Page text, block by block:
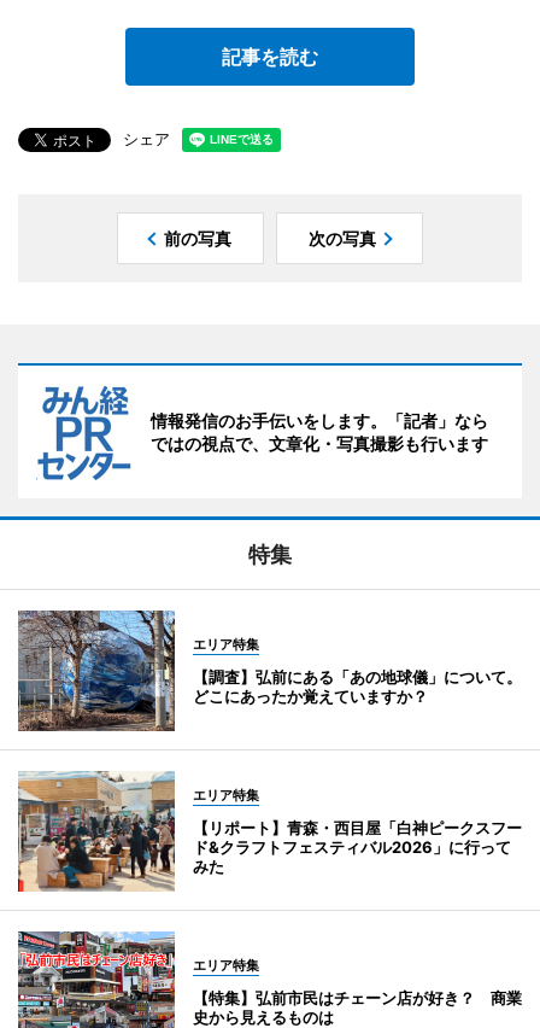
記事を読む
シェア
前の写真 次の写真
情報発信のお手伝いをします。「記者」なら
ではの視点で、文章化・写真撮影も行います
特集
エリア特集
【調査】弘前にある「あの地球儀」について。
どこにあったか覚えていますか？
エリア特集
【リポート】青森・西目屋「白神ピークスフー
ド&クラフトフェスティバル2026」に行って
みた
エリア特集
【特集】弘前市民はチェーン店が好き？ 商業
史から見えるものは